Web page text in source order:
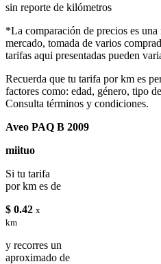
sin reporte de kilómetros
*La comparación de precios es una
mercado, tomada de varios
tarifas aqui presentadas pueden
Recuerda que tu tarifa por km es
factores como: edad, género, tipo
Consulta términos y condiciones.
Aveo PAQ B 2009
miituo
Si tu tarifa
por km es de
$ 0.42 x
km
y recorres un
aproximado de